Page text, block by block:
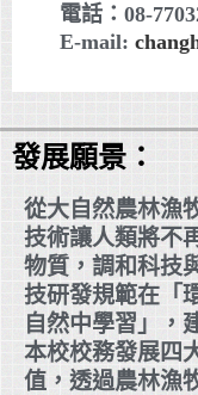
電話：08-
E-mail:
發展願景：
從大自然農林漁
技術讓人類將不
物質，調和科技
技研發規範在「
自然中學習」，
本校校務發展四
值，透過農林漁